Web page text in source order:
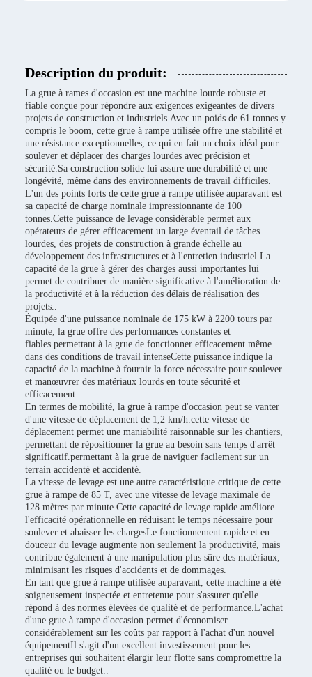
Description du produit:
La grue à rames d'occasion est une machine lourde robuste et
fiable conçue pour répondre aux exigences exigeantes de divers
projets de construction et industriels.Avec un poids de 61 tonnes y
compris le boom, cette grue à rampe utilisée offre une stabilité et
une résistance exceptionnelles, ce qui en fait un choix idéal pour
soulever et déplacer des charges lourdes avec précision et
sécurité.Sa construction solide lui assure une durabilité et une
longévité, même dans des environnements de travail difficiles.
L'un des points forts de cette grue à rampe utilisée auparavant est
sa capacité de charge nominale impressionnante de 100
tonnes.Cette puissance de levage considérable permet aux
opérateurs de gérer efficacement un large éventail de tâches
lourdes, des projets de construction à grande échelle au
développement des infrastructures et à l'entretien industriel.La
capacité de la grue à gérer des charges aussi importantes lui
permet de contribuer de manière significative à l'amélioration de
la productivité et à la réduction des délais de réalisation des
projets..
Équipée d'une puissance nominale de 175 kW à 2200 tours par
minute, la grue offre des performances constantes et
fiables.permettant à la grue de fonctionner efficacement même
dans des conditions de travail intenseCette puissance indique la
capacité de la machine à fournir la force nécessaire pour soulever
et manœuvrer des matériaux lourds en toute sécurité et
efficacement.
En termes de mobilité, la grue à rampe d'occasion peut se vanter
d'une vitesse de déplacement de 1,2 km/h.cette vitesse de
déplacement permet une maniabilité raisonnable sur les chantiers,
permettant de répositionner la grue au besoin sans temps d'arrêt
significatif.permettant à la grue de naviguer facilement sur un
terrain accidenté et accidenté.
La vitesse de levage est une autre caractéristique critique de cette
grue à rampe de 85 T, avec une vitesse de levage maximale de
128 mètres par minute.Cette capacité de levage rapide améliore
l'efficacité opérationnelle en réduisant le temps nécessaire pour
soulever et abaisser les chargesLe fonctionnement rapide et en
douceur du levage augmente non seulement la productivité, mais
contribue également à une manipulation plus sûre des matériaux,
minimisant les risques d'accidents et de dommages.
En tant que grue à rampe utilisée auparavant, cette machine a été
soigneusement inspectée et entretenue pour s'assurer qu'elle
répond à des normes élevées de qualité et de performance.L'achat
d'une grue à rampe d'occasion permet d'économiser
considérablement sur les coûts par rapport à l'achat d'un nouvel
équipementIl s'agit d'un excellent investissement pour les
entreprises qui souhaitent élargir leur flotte sans compromettre la
qualité ou le budget..